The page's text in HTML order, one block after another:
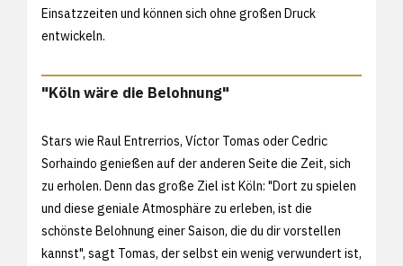
Einsatzzeiten und können sich ohne großen Druck
entwickeln.
"Köln wäre die Belohnung"
Stars wie Raul Entrerrios, Víctor Tomas oder Cedric
Sorhaindo genießen auf der anderen Seite die Zeit, sich
zu erholen. Denn das große Ziel ist Köln: "Dort zu spielen
und diese geniale Atmosphäre zu erleben, ist die
schönste Belohnung einer Saison, die du dir vorstellen
kannst", sagt Tomas, der selbst ein wenig verwundert ist,